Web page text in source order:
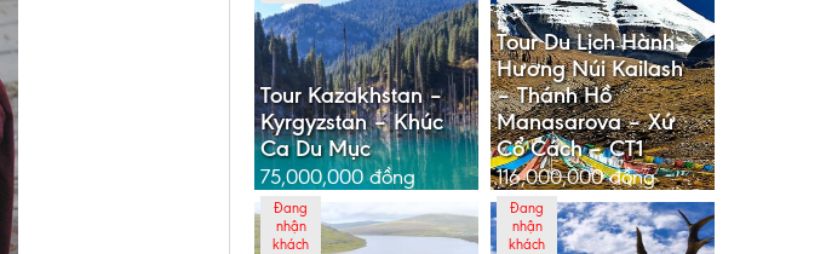
Tour Kazakhstan –
Kyrgyzstan – Khúc
Ca Du Mục
75,000,000đồng
Tour Du Lịch Hành
Hương Núi Kailash
– Thánh Hồ
Manasarova – Xứ
Cổ Cách – CT1
116,000,000đồng
Đang
nhận
khách
Đang
nhận
khách